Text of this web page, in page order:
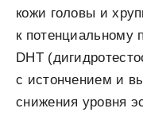
кожи головы и
к потенциальному
DHT
с истончением и
снижения уровня